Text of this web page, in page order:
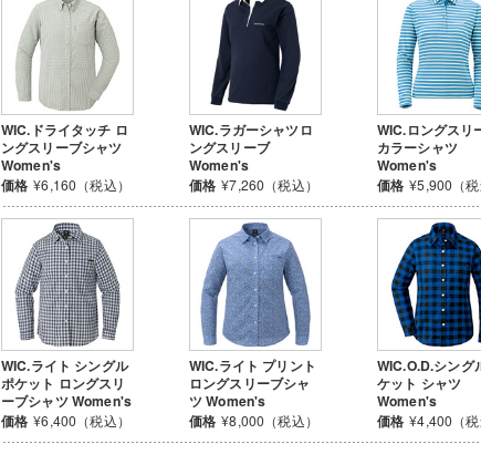
WIC.ドライタッチ ロ
ングスリーブシャツ
Women's
価格 ¥6,160（税込）
WIC.ラガーシャツロ
ングスリーブ
Women's
価格 ¥7,260（税込）
WIC.ロングスリ
カラーシャツ
Women's
価格 ¥5,900（税
WIC.ライト シングル
ポケット ロングスリ
ーブシャツ Women's
価格 ¥6,400（税込）
WIC.ライト プリント
ロングスリーブシャ
ツ Women's
価格 ¥8,000（税込）
WIC.O.D.シング
ケット シャツ
Women's
価格 ¥4,400（税